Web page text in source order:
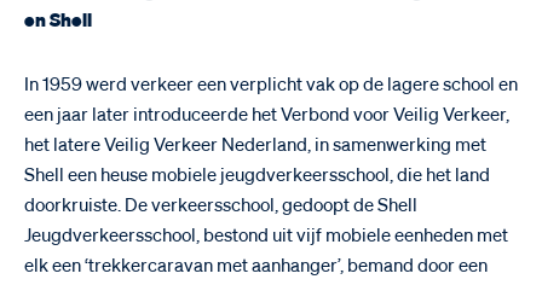
en Shell
In 1959 werd verkeer een verplicht vak op de lagere school en
een jaar later introduceerde het Verbond voor Veilig Verkeer,
het latere Veilig Verkeer Nederland, in samenwerking met
Shell een heuse mobiele jeugdverkeersschool, die het land
doorkruiste. De verkeersschool, gedoopt de Shell
Jeugdverkeersschool, bestond uit vijf mobiele eenheden met
elk een ‘trekkercaravan met aanhanger’, bemand door een